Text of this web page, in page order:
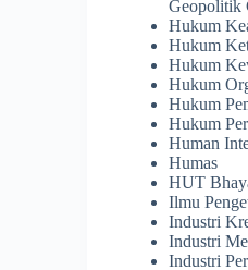
Geopolitik
Hukum
Hukum
Hukum
Hukum
Hukum
Hukum
Human
Humas
HUT
Ilmu
Industri
Industri
Industri